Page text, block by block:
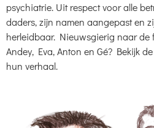
psychiatrie. Uit respect voor alle
daders, zijn namen aangepast en
herleidbaar. Nieuwsgierig naar de
Andey, Eva, Anton en Gé? Bekijk
hun verhaal.